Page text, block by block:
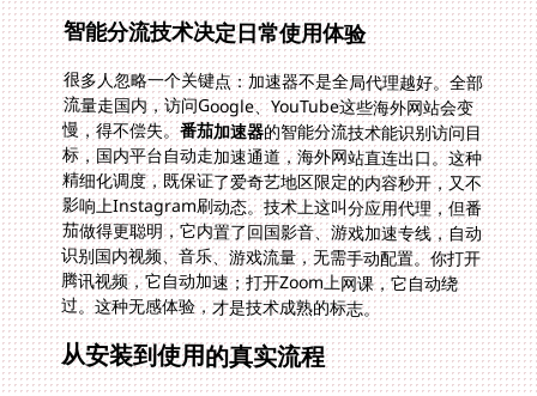
智能分流技术决定日常使用体验
很多人忽略一个关键点：加速器不是全局代理越好。全部
流量走国内，访问Google、YouTube这些海外网站会变
慢，得不偿失。番茄加速器的智能分流技术能识别访问目
标，国内平台自动走加速通道，海外网站直连出口。这种
精细化调度，既保证了爱奇艺地区限定的内容秒开，又不
影响上Instagram刷动态。技术上这叫分应用代理，但番
茄做得更聪明，它内置了回国影音、游戏加速专线，自动
识别国内视频、音乐、游戏流量，无需手动配置。你打开
腾讯视频，它自动加速；打开Zoom上网课，它自动绕
过。这种无感体验，才是技术成熟的标志。
从安装到使用的真实流程